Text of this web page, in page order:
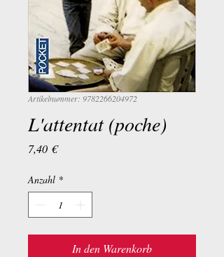
Artikelnummer: 9782266204972
L'attentat (poche)
7,40 €Preis
Anzahl *
In den Warenkorb